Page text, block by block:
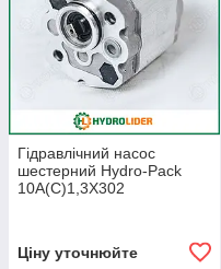
Гідравлічний насос
шестерний Hydro-Pack
10A(C)1,3X302
Ціну уточнюйте